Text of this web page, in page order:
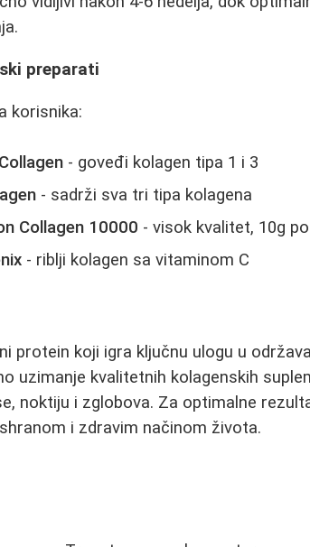
preparati
korisnika:
- goveđi kolagen tipa 1 i 3
- sadrži sva tri tipa kolagena
Collagen 10000 - visok kvalitet, 10g
- riblji kolagen sa vitaminom C
protein koji igra ključnu ulogu u
uzimanje kvalitetnih kolagenskih
noktiju i zglobova. Za optimalne
i zdravim načinom života.